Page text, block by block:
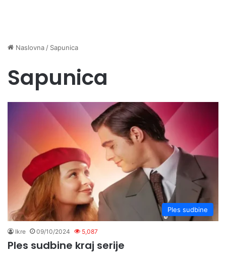
Naslovna / Sapunica
Sapunica
Ples sudbine
Ikre 09/10/2024 5,087
Ples sudbine kraj serije